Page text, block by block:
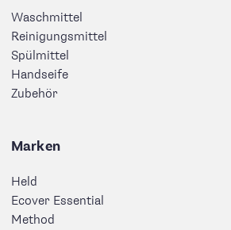
Waschmittel
Reinigungsmittel
Spülmittel
Handseife
Zubehör
Marken
Held
Ecover Essential
Method